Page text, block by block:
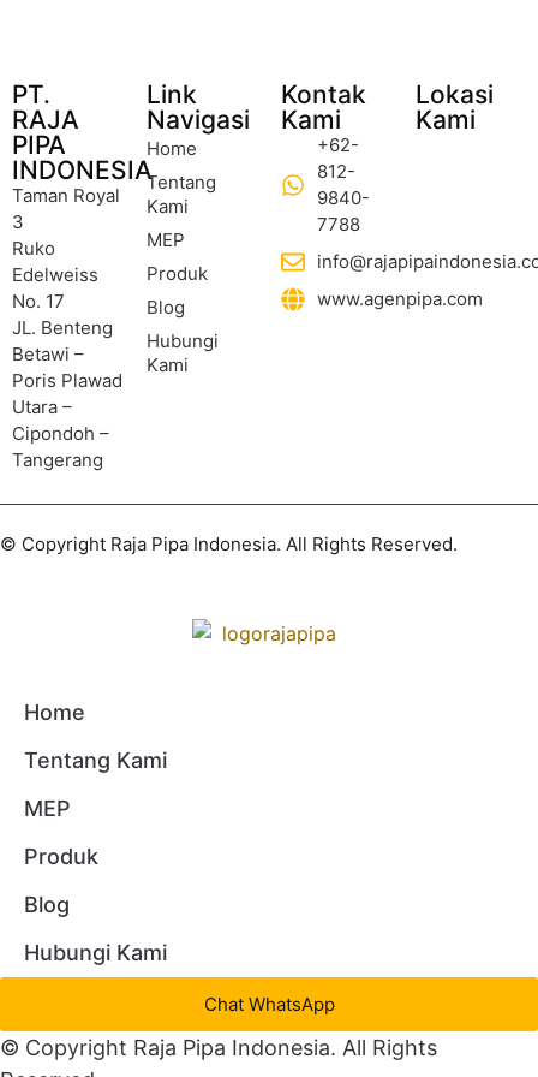
PT.
RAJA
PIPA
INDONESIA
Taman Royal
3
Ruko
Edelweiss
No. 17
JL. Benteng
Betawi –
Poris Plawad
Utara –
Cipondoh –
Tangerang
Link
Navigasi
Home
Tentang
Kami
MEP
Produk
Blog
Hubungi
Kami
Kontak
Kami
+62-
812-
9840-
7788
www.agenpipa.com
Lokasi
Kami
© Copyright Raja Pipa Indonesia. All Rights Reserved.
Home
Tentang Kami
MEP
Produk
Blog
Hubungi Kami
Chat WhatsApp
© Copyright Raja Pipa Indonesia. All Rights